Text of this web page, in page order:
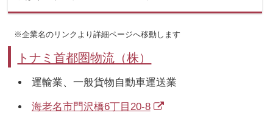
※企業名のリンクより詳細ページへ移動します
トナミ首都圏物流（株）
運輸業、一般貨物自動車運送業
海老名市門沢橋6丁目20-8